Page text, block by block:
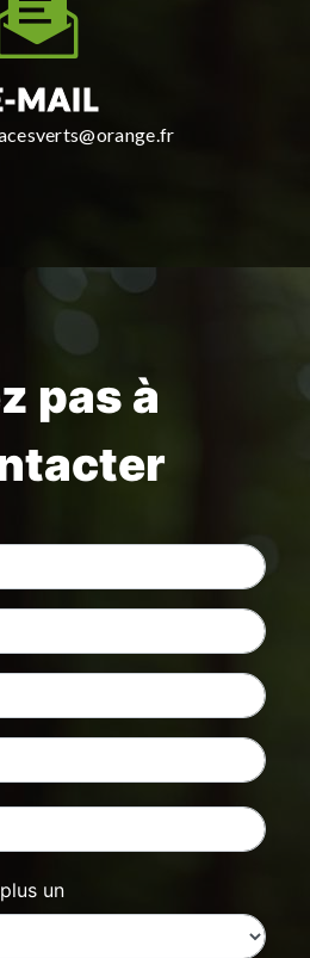
MAIL
pas à
un